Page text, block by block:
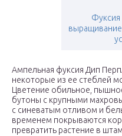
Ампельная фуксия Дип
некоторые из ее стеблей
Цветение обильное,
бутоны с крупными
с синеватым отливом и
временем покрываются
превратить растение в